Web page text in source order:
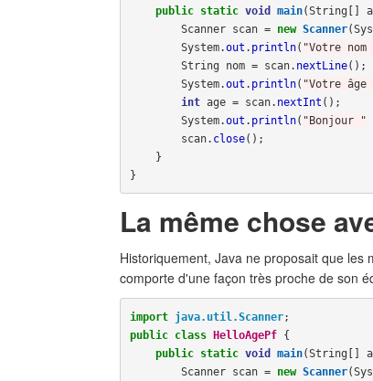
public static void main(String []
Scanner scan = new Scanner(
System.out . println( "Votre nom
String
nom = scan. nextLine();
System.out . println( "Votre âge
int age = scan. nextInt ();
System.out . println( "Bonjour "
scan. close();
}
}
La même chose
Historiquement, Java ne proposait que les
comporte d'une façon très proche de son
import java.util.Scanner;
public class HelloAgePf {
public static void main(String []
Scanner scan = new Scanner(